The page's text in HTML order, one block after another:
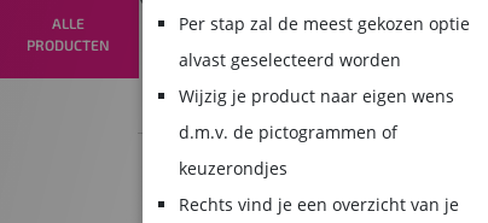
ALLE
PRODUCTEN
High tack
stickers
Papieren
Transparante
Stickers
1
Product samenstellen
Per stap zal de meest gekozen optie
alvast geselecteerd worden
Wijzig je product naar eigen wens
d.m.v. de pictogrammen of
keuzerondjes
Rechts vind je een overzicht van je